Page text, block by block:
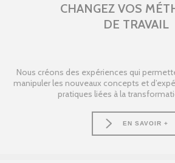
CHANGEZ VOS
DE TRAVAIL
Nous créons des expériences qui
manipuler les nouveaux concepts et
pratiques liées à la
EN SAVOIR +